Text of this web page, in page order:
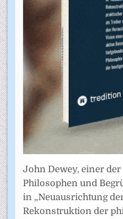
John Dewey, einer
Philosophen und
in „Neuausrichtung
Rekonstruktion der